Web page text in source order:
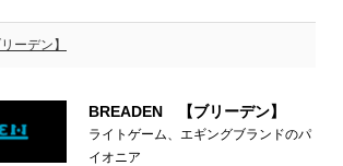
ーデン】
BREADEN 【ブリーデン】
ライトゲーム、エギングブランドのパ
イオニア